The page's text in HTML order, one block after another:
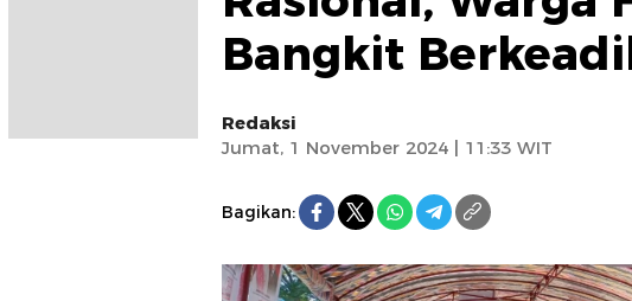
Bangkit
Redaksi
Jumat, 1 November 2024 | 11:33 WIT
Bagikan: